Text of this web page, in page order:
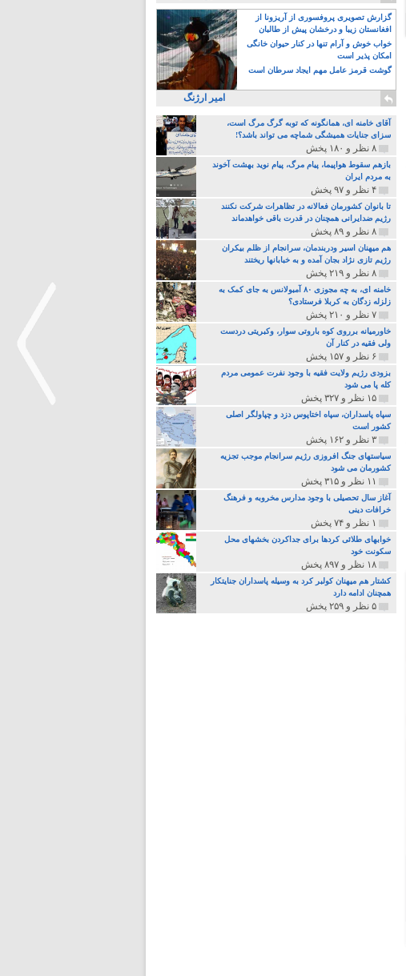
گزارش تصویری پروفسوری از آریزونا از
افغانستان زیبا و درخشان پیش از طالبان
خواب خوش و آرام تنها در کنار حیوان خانگی
امکان پذیر است
گوشت قرمز عامل مهم ایجاد سرطان است
امیر ارژنگ
آقای خامنه ای، همانگونه که توبه گرگ مرگ است،
سزای جنایات همیشگی شماچه می تواند باشد؟!
۸ نظر و ۱۸۰ پخش
بازهم سقوط هواپیما، پیام مرگ، پیام نوید بهشت آخوند
به مردم ایران
۴ نظر و ۹۷ پخش
تا بانوان کشورمان فعالانه در تظاهرات شرکت نکنند
رژیم ضدایرانی همچنان در قدرت باقی خواهدماند
۸ نظر و ۸۹ پخش
هم میهنان اسیر ودربندمان، سرانجام از ظلم بیکران
رژیم تازی نژاد بجان آمده و به خبابانها ریختند
۸ نظر و ۲۱۹ پخش
خامنه ای، به چه مجوزی ۸۰ آمبولانس به جای کمک به
زلزله زدگان به کربلا فرستادی؟
۷ نظر و ۲۱۰ پخش
خاورمیانه برروی کوه باروتی سوار، وکبریتی دردست
ولی فقیه در کنار آن
۶ نظر و ۱۵۷ پخش
بزودی رژیم ولایت فقیه با وجود نفرت عمومی مردم
کله پا می شود
۱۵ نظر و ۳۲۷ پخش
سپاه پاسداران، سپاه اختاپوس دزد و چپاولگر اصلی
کشور است
۳ نظر و ۱۶۲ پخش
سیاستهای جنگ افروزی رژیم سرانجام موجب تجزیه
کشورمان می شود
۱۱ نظر و ۳۱۵ پخش
آغاز سال تحصیلی با وجود مدارس مخروبه و فرهنگ
خرافات دینی
۱ نظر و ۷۴ پخش
خوابهای طلائی کردها برای جداکردن بخشهای محل
سکونت خود
۱۸ نظر و ۸۹۷ پخش
کشتار هم میهنان کولبر کرد به وسیله پاسداران جنایتکار
همچنان ادامه دارد
۵ نظر و ۲۵۹ پخش